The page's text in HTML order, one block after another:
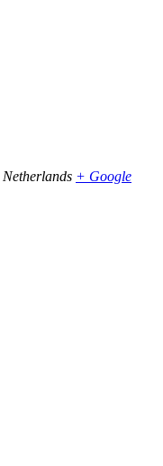
Netherlands + Google